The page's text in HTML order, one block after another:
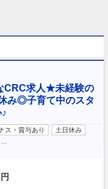
CRC求人★未経験の
み◎子育て中のスタ
ス・賞与あり
土日休み